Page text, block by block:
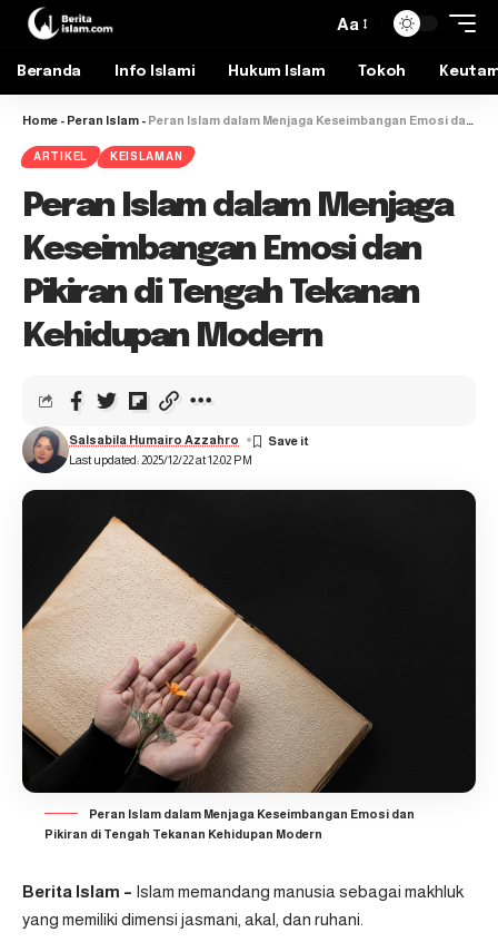
Aa
Beranda Info Islami Hukum Islam Tokoh
Home - Peran Islam - Peran Islam dalam Menjaga Keseimbangan Emosi dan Pikiran di Tengah Tekanan Kehidupan Modern
ARTIKEL KEISLAMAN
Peran Islam dalam Menjaga
Keseimbangan Emosi dan
Pikiran di Tengah Tekanan
Kehidupan Modern
Last updated: 2025/12/22 at 12:02 PM
Salsabila Humairo Azzahro
Peran Islam dalam Menjaga Keseimbangan Emosi dan
Pikiran di Tengah Tekanan Kehidupan Modern
Berita Islam – Islam memandang manusia sebagai makhluk
yang memiliki dimensi jasmani, akal, dan ruhani.